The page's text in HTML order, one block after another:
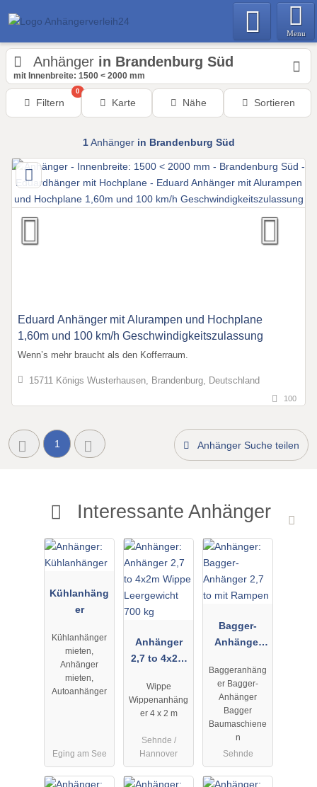
Menu
Anhänger in Brandenburg Süd
mit Innenbreite: 1500 < 2000 mm
Filtern
0
Karte Nähe Sortieren
1Anhänger in Brandenburg Süd
Eduard Anhänger mit Alurampen und Hochplane
1,60m und 100 km/h Geschwindigkeitszulassung
Wenn’s mehr braucht als den Kofferraum.
15711 Königs Wusterhausen, Brandenburg, Deutschland
100
1 Anhänger Suche teilen
Interessante Anhänger
Kühlanhäng
er
Kühlanhänger
mieten,
Anhänger
mieten,
Autoanhänger
Eging am See
Anhänger
2,7 to 4x2m
Leergewicht
700 kg
Wippe
Wippenanhäng
er 4 x 2 m
Sehnde /
Hannover
Bagger-
Anhänger
Rampen
Baggeranhäng
er Bagger-
Anhänger
Bagger
Baumaschiene
n
Sehnde